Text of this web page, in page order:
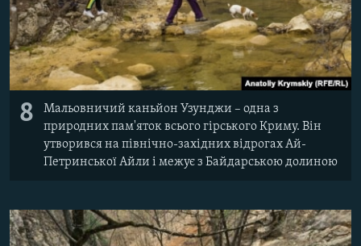
8
Мальовничий каньйон Узунджи – одна з
природних пам'яток всього гірського Криму. Він
утворився на північно-західних відрогах Ай-
Петринської Айли і межує з Байдарською долиною